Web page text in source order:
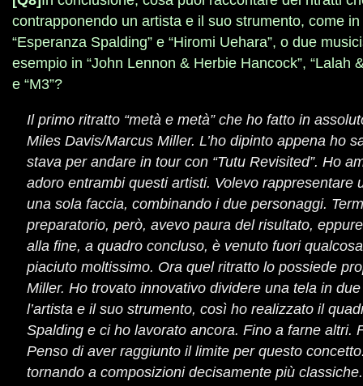
contrapponendo un artista e il suo strumento, come in
“Esperanza Spalding” e “Hiromi Uehara”, o due
esempio in “John Lennon & Herbie Hancock”, “Lalah
e “M3”?
Il primo ritratto “metà e metà” che ho fatto in
Miles Davis/Marcus Miller. L’ho dipinto appena ho
stava per andare in tour con “Tutu Revisited”. Ho
adoro entrambi questi artisti. Volevo rappresentare
una sola faccia, combinando i due personaggi.
preparatorio, però, avevo paura del risultato, eppure
alla fine, a quadro concluso, è venuto fuori
piaciuto moltissimo. Ora quel ritratto lo possiede
Miller. Ho trovato innovativo dividere una tela in
l’artista e il suo strumento, così ho realizzato il
Spalding e ci ho lavorato ancora. Fino a farne altri.
Penso di aver raggiunto il limite per questo
tornando a composizioni decisamente più classiche.